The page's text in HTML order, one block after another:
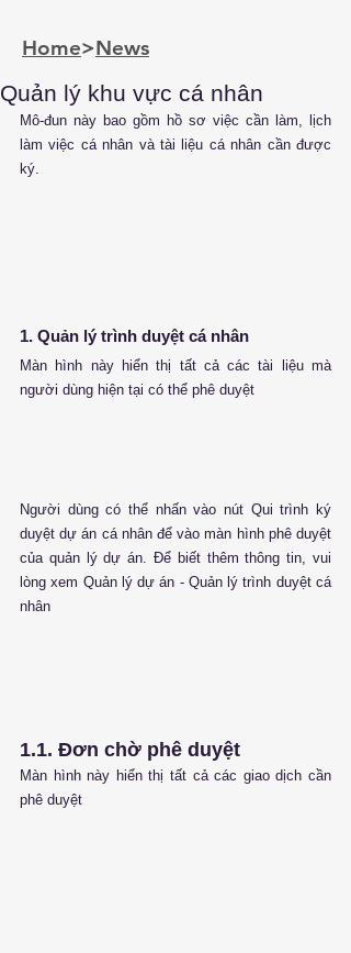
Home>News
Quản lý khu vực cá nhân
Mô-đun này bao gồm hồ sơ việc cần làm, lịch
làm việc cá nhân và tài liệu cá nhân cần được
ký.
1. Quản lý trình duyệt cá nhân
Màn hình này hiển thị tất cả các tài liệu mà
người dùng hiện tại có thể phê duyệt
Người dùng có thể nhấn vào nút Qui trình ký
duyệt dự án cá nhân để vào màn hình phê duyệt
của quản lý dự án. Để biết thêm thông tin, vui
lòng xem Quản lý dự án - Quản lý trình duyệt cá
nhân
1.1. Đơn chờ phê duyệt
Màn hình này hiển thị tất cả các giao dịch cần
phê duyệt